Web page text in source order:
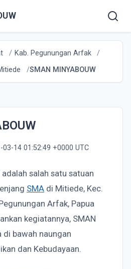
Kab. Pegunungan Arfak
SMAN MINYABOUW
14 01:52:49 +0000 UTC
adalah salah satu satuan
SMA di Mitiede, Kec.
Arfak, Papua
kegiatannya, SMAN
di bawah naungan
dan Kebudayaan.